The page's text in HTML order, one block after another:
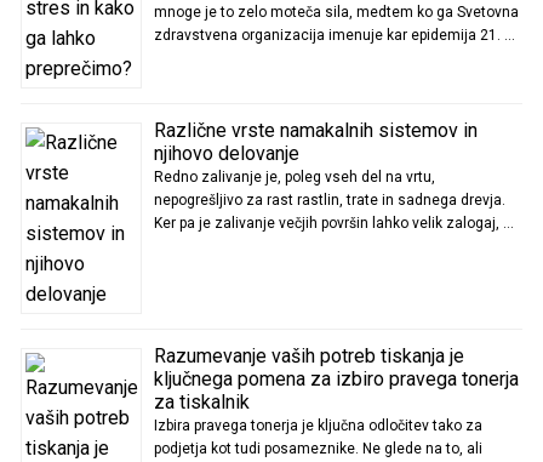
mnoge je to zelo moteča sila, medtem ko ga Svetovna
zdravstvena organizacija imenuje kar epidemija 21. …
Različne vrste namakalnih sistemov in
njihovo delovanje
Redno zalivanje je, poleg vseh del na vrtu,
nepogrešljivo za rast rastlin, trate in sadnega drevja.
Ker pa je zalivanje večjih površin lahko velik zalogaj, …
Razumevanje vaših potreb tiskanja je
ključnega pomena za izbiro pravega tonerja
za tiskalnik
Izbira pravega tonerja je ključna odločitev tako za
podjetja kot tudi posameznike. Ne glede na to, ali